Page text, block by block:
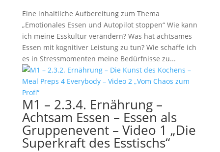
Eine inhaltliche Aufbereitung zum Thema
„Emotionales Essen und Autopilot stoppen“ Wie kann
ich meine Esskultur verändern? Was hat achtsames
Essen mit kognitiver Leistung zu tun? Wie schaffe ich
es in Stressmomenten meine Bedürfnisse zu...
M1 – 2.3.4. Ernährung –
Achtsam Essen – Essen als
Gruppenevent – Video 1 „Die
Superkraft des Esstischs“